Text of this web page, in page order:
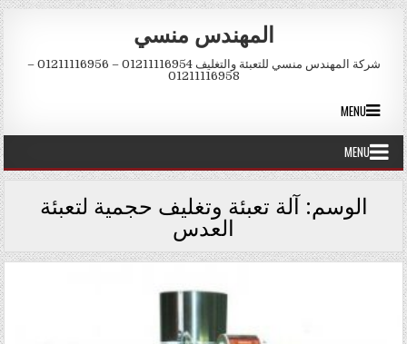
Skip to content
المهندس منسي
شركة المهندس منسي للتعبئة والتغليف 01211116954 – 01211116956 –
01211116958
MENU
MENU
الوسم:آلة تعبئة وتغليف حجمية لتعبئة
العدس